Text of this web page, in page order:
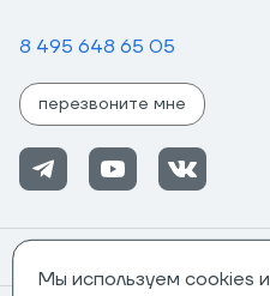
8 495 648 65 05
перезвоните мне
Мы используем cookies и